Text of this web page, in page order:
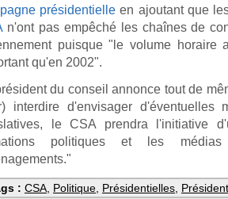
présidentielle en ajoutant que
n'ont pas empêché les chaînes de
puisque "le volume horaire
qu'en 2002".
du conseil annonce tout de
interdire d'envisager d'éventuelles
le CSA prendra l'initiative
politiques et les
: CSA Politique Présidentielles